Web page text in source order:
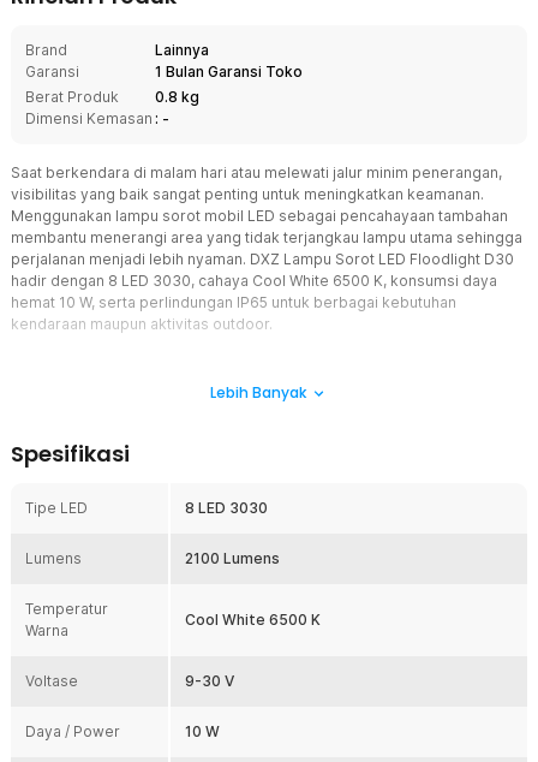
Brand
Lainnya
Garansi
1 Bulan Garansi Toko
Berat Produk
0.8 kg
Dimensi Kemasan : -
Saat berkendara di malam hari atau melewati jalur minim penerangan,
visibilitas yang baik sangat penting untuk meningkatkan keamanan.
Menggunakan lampu sorot mobil LED sebagai pencahayaan tambahan
membantu menerangi area yang tidak terjangkau lampu utama sehingga
perjalanan menjadi lebih nyaman. DXZ Lampu Sorot LED Floodlight D30
hadir dengan 8 LED 3030, cahaya Cool White 6500 K, konsumsi daya
hemat 10 W, serta perlindungan IP65 untuk berbagai kebutuhan
kendaraan maupun aktivitas outdoor.
2100 Lumens dengan warna Cool White 6500 K. Cahaya terang dan
gelap, area pegunungan, maupun jalur offroad. Sudut pancaran
floodlight yang lebar juga membuat area sekitar kendaraan lebih
Lampu hanya membutuhkan daya sekitar 10 W, sehingga lebih
hemat energi dibandingkan lampu sorot konvensional. Teknologi
pilihan ekonomis untuk penggunaan jangka panjang.
Housing Aluminium Alloy dengan Pendinginan Efisien
Housing menggunakan Aluminium Alloy yang memiliki konduktivitas
Lebih Banyak
Spesifikasi
Tipe LED 8 LED 3030
Lumens 2100 Lumens
Temperatur
Warna
Cool White 6500 K
Voltase 9-30 V
Daya / Power 10 W